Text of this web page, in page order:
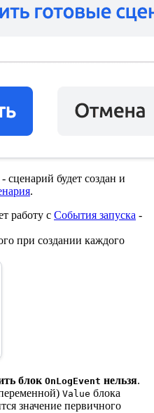
- сценарий будет создан и
.
работу с События запуска -
при создании каждого
блок OnLogEvent нельзя.
Value блока
значение первичного